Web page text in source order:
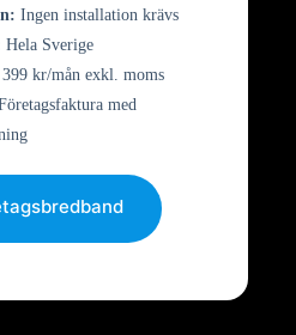
Ingen installation krävs
Hela Sverige
kr/mån exkl. moms
med